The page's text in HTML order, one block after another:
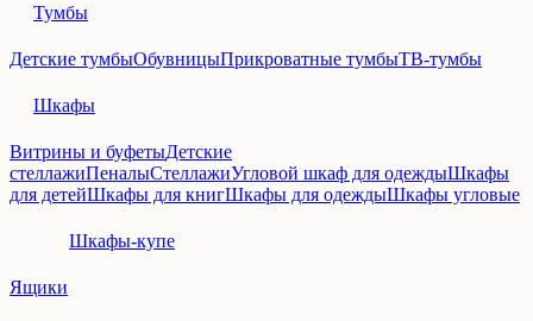
Тумбы
Детские тумбыОбувницыПрикроватные тумбыТВ-тумбы
Шкафы
Витрины и буфетыДетские
стеллажиПеналыСтеллажиУгловой шкаф для одеждыШкафы
для детейШкафы для книгШкафы для одеждыШкафы угловые
Шкафы-купе
Ящики